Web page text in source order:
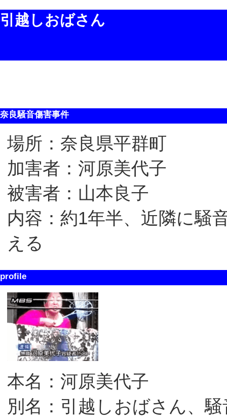
引越しおばさん
奈良騒音傷害事件
場所：奈良県平群町
加害者：河原美代子
被害者：山本良子
内容：約1年半、近隣に騒
える
profile
本名：河原美代子
別名：引越しおばさん、